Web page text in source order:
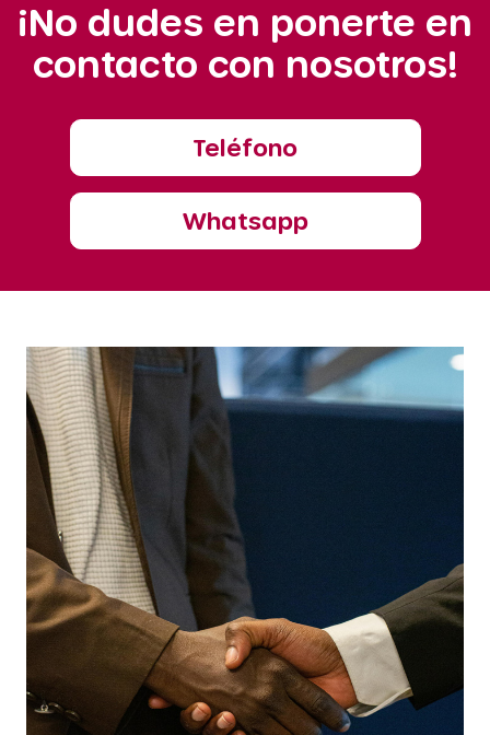
¡No dudes en ponerte en
contacto con nosotros!
Teléfono
Whatsapp